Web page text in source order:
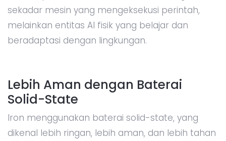
sekadar mesin yang mengeksekusi perintah,
melainkan entitas AI fisik yang belajar dan
beradaptasi dengan lingkungan.
Lebih Aman dengan Baterai
Solid-State
Iron menggunakan baterai solid-state, yang
dikenal lebih ringan, lebih aman, dan lebih tahan